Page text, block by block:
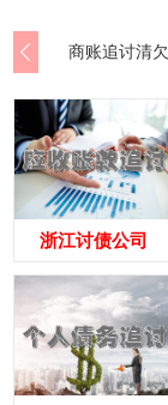
商账追讨清欠
浙江讨债公司